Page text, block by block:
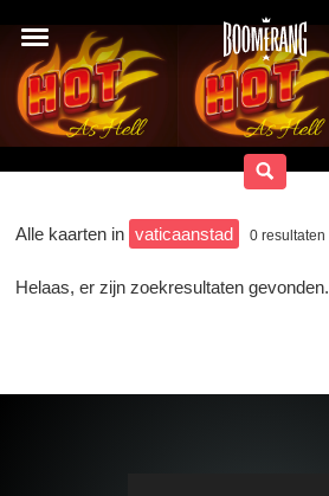
Alle kaarten in vaticaanstad 0 resultaten
Helaas, er zijn zoekresultaten gevonden.